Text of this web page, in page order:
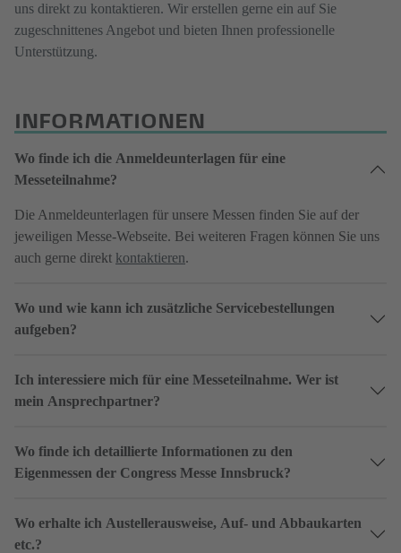
uns direkt zu kontaktieren. Wir erstellen gerne ein auf Sie
zugeschnittenes Angebot und bieten Ihnen professionelle
Unterstützung.
INFORMATIONEN
Wo finde ich die Anmeldeunterlagen für eine
Messeteilnahme?
Die Anmeldeunterlagen für unsere Messen finden Sie auf der
jeweiligen Messe-Webseite. Bei weiteren Fragen können Sie uns
auch gerne direkt kontaktieren.
Wo und wie kann ich zusätzliche Servicebestellungen
aufgeben?
Ich interessiere mich für eine Messeteilnahme. Wer ist
mein Ansprechpartner?
Wo finde ich detaillierte Informationen zu den
Eigenmessen der Congress Messe Innsbruck?
Wo erhalte ich Austellerausweise, Auf- und Abbaukarten
etc.?